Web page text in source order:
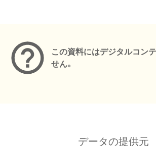
この資料にはデジタルコン
せん。
データの提供元